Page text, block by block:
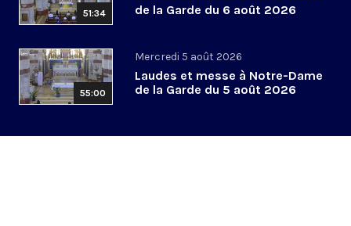
51:34
de la Garde du 6 août 2026
55:00
Mercredi 5 août 2026
Laudes et messe à Notre-Dame
de la Garde du 5 août 2026